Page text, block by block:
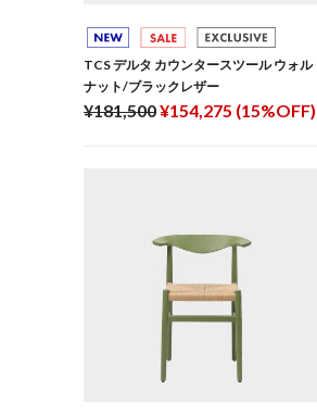
TCS デルタ カウンタースツール ウォル
ナット/ブラックレザー
¥181,500¥154,275 (15%OFF)